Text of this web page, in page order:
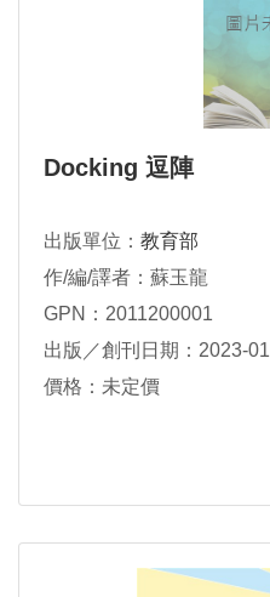
Docking 逗陣
出版單位： 教育部
作/編/譯者：蘇玉龍
GPN：2011200001
出版／創刊日期：2023-01
價格：未定價